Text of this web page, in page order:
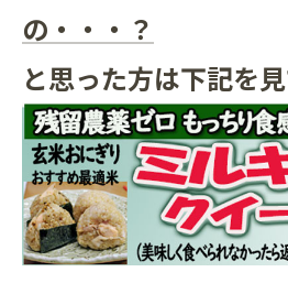
の・・・？
と思った方は下記を見